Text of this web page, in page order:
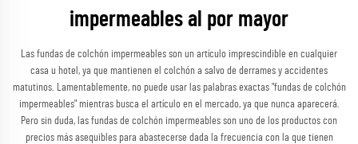
impermeables al por mayor
Las fundas de colchón impermeables son un artículo imprescindible en cualquier
casa u hotel, ya que mantienen el colchón a salvo de derrames y accidentes
matutinos. Lamentablemente, no puede usar las palabras exactas "fundas de colchón
impermeables" mientras busca el artículo en el mercado, ya que nunca aparecerá.
Pero sin duda, las fundas de colchón impermeables son uno de los productos con
precios más asequibles para abastecerse dada la frecuencia con la que tienen